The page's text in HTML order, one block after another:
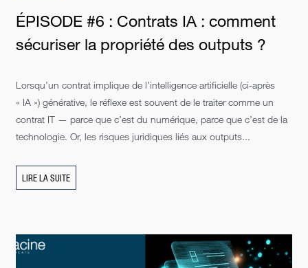
ÉPISODE #6 : Contrats IA : comment
sécuriser la propriété des outputs ?
Lorsqu’un contrat implique de l’intelligence artificielle (ci-après
« IA ») générative, le réflexe est souvent de le traiter comme un
contrat IT — parce que c’est du numérique, parce que c’est de la
technologie. Or, les risques juridiques liés aux outputs...
LIRE LA SUITE